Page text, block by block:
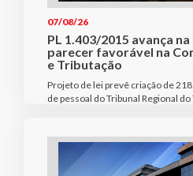
07/08/26
PL 1.403/2015 avança
parecer favorável na
e Tributação
Projeto de lei prevê criação de
de pessoal do Tribunal Regional do